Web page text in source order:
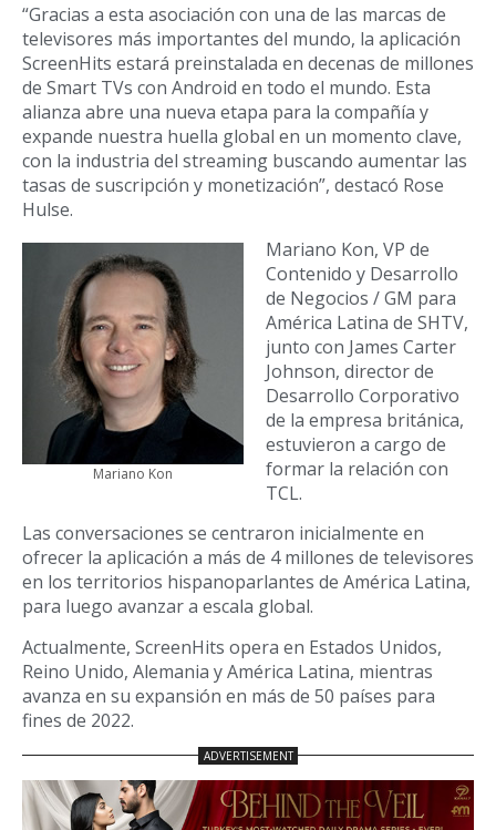
“Gracias a esta asociación con una de las marcas de
televisores más importantes del mundo, la aplicación
ScreenHits estará preinstalada en decenas de millones
de Smart TVs con Android en todo el mundo. Esta
alianza abre una nueva etapa para la compañía y
expande nuestra huella global en un momento clave,
con la industria del streaming buscando aumentar las
tasas de suscripción y monetización”, destacó Rose
Hulse.
Mariano Kon
Mariano Kon, VP de
Contenido y Desarrollo
de Negocios / GM para
América Latina de SHTV,
junto con James Carter
Johnson, director de
Desarrollo Corporativo
de la empresa británica,
estuvieron a cargo de
formar la relación con
TCL.
Las conversaciones se centraron inicialmente en
ofrecer la aplicación a más de 4 millones de televisores
en los territorios hispanoparlantes de América Latina,
para luego avanzar a escala global.
Actualmente, ScreenHits opera en Estados Unidos,
Reino Unido, Alemania y América Latina, mientras
avanza en su expansión en más de 50 países para
fines de 2022.